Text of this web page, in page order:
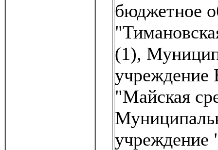
бюджетное
(1),
учреждение
"Майская
учреждение